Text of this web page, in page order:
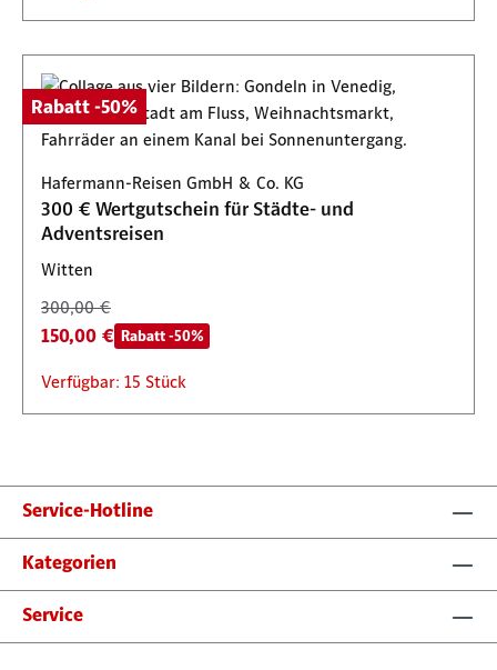
Rabatt -50%
Hafermann-Reisen GmbH & Co. KG
300 € Wertgutschein für Städte- und
Adventsreisen
Witten
300,00 €
150,00 € Rabatt -50%
Verfügbar: 15 Stück
Service-Hotline
Kategorien
Service